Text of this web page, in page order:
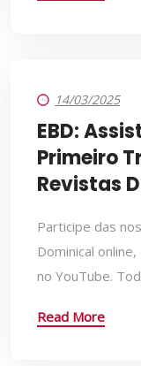
14/03/2025
EBD:
Primeiro
Revistas
Participe das
Dominical
no YouTube.
Read More